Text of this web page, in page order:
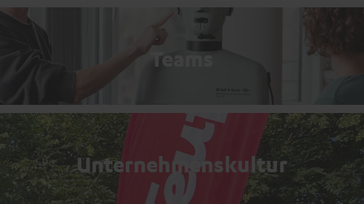
Teams
Unternehmenskultur